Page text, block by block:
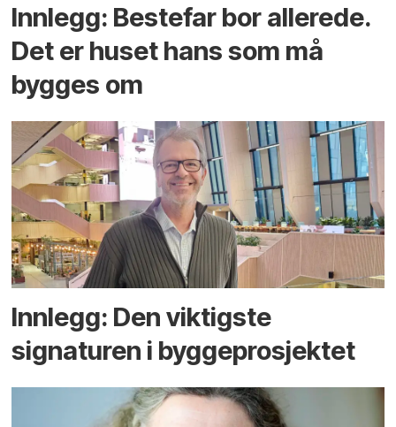
Innlegg: Bestefar bor allerede.
Det er huset hans som må
bygges om
Innlegg: Den viktigste
signaturen i bygge­­prosjektet